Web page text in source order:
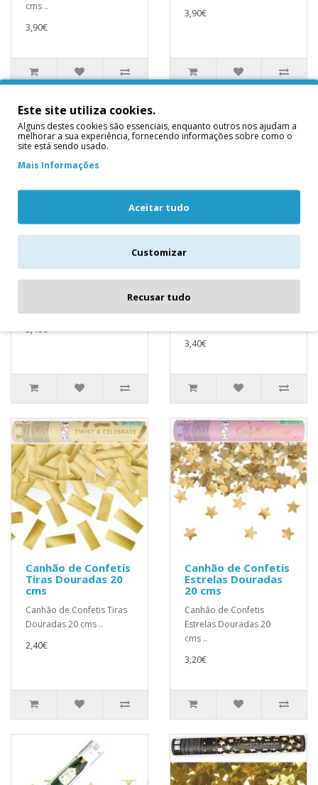
cms ..
3,90€
3,90€
3,40€
Canhão de Confetis
Canhão de Confetis
3,40€
Canhão de Confetis
Tiras Douradas 20
cms
Canhão de Confetis Tiras
Douradas 20 cms ..
2,40€
Canhão de Confetis
Estrelas Douradas
20 cms
Canhão de Confetis
Estrelas Douradas 20
cms ..
3,20€
Este site utiliza cookies.
Alguns destes cookies são essenciais, enquanto outros nos ajudam a
melhorar a sua experiência, fornecendo informações sobre como o
site está sendo usado.
Mais Informações
Aceitar tudo
Customizar
Recusar tudo